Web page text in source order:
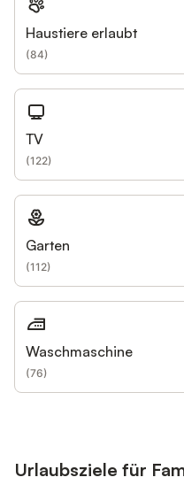
Haustiere erlaubt
(84)
TV
(122)
Garten
(112)
Waschmaschine
(76)
Urlaubsziele für